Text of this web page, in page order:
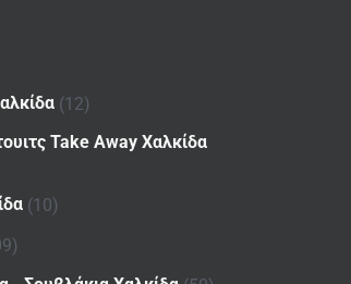
(12)
Take Away Χαλκίδα
(10)